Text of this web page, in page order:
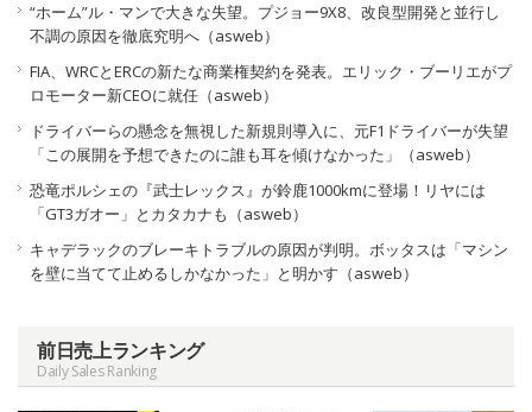
“ホーム”ル・マンで大きな失望。プジョー9X8、改良型開発と並行し
不調の原因を徹底究明へ（asweb）
FIA、WRCとERCの新たな商業権契約を発表。エリック・ブーリエがプ
ロモーター新CEOに就任（asweb）
ドライバーらの懸念を無視した新規則導入に、元F1ドライバーが失望
「この展開を予想できたのに誰も耳を傾けなかった」（asweb）
恐竜ポルシェの『武士レックス』が鈴鹿1000kmに登場！リヤには
「GT3ガオー」とカタカナも（asweb）
キャデラックのブレーキトラブルの原因が判明。ボッタスは「マシン
を壁に当てて止めるしかなかった」と明かす（asweb）
前日売上ランキング
Daily Sales Ranking